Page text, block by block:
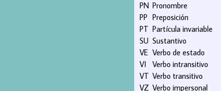
PN Pronombre
PP Preposición
PT Partícula invariable
SU Sustantivo
VE Verbo de estado
VI
Verbo intransitivo
VT Verbo transitivo
VZ Verbo impersonal